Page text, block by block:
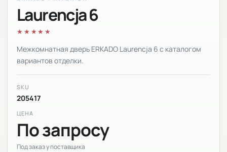
Laurencja 6
★★★★★
Межкомнатная дверь ERKADO Laurencja 6 с каталогом
вариантов отделки.
SKU
205417
ЦЕНА
По запросу
Под заказ у поставщика